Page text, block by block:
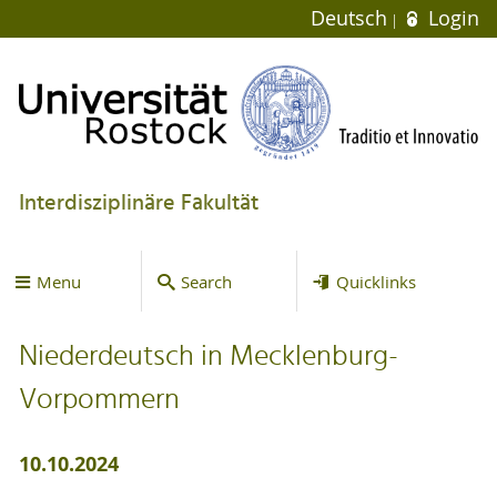
Deutsch Login
Interdisziplinäre Fakultät
Menu Search Quicklinks
Niederdeutsch in Mecklenburg-
Vorpommern
10.10.2024